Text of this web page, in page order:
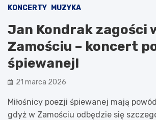
KONCERTY MUZYKA
Jan Kondrak zagości
Zamościu – koncert
śpiewanej!
21 marca 2026
Miłośnicy poezji śpiewanej mają
gdyż w Zamościu odbędzie się